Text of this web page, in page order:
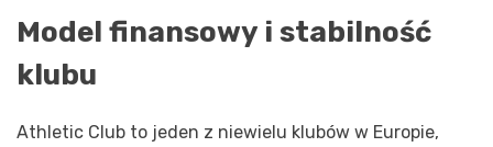
Model finansowy i stabilność
klubu
Athletic Club to jeden z niewielu klubów w Europie,